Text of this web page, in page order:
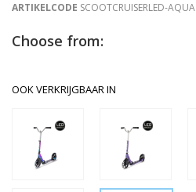
ARTIKELCODE SCOOTCRUISERLED-AQUA
Choose from:
OOK VERKRIJGBAAR IN